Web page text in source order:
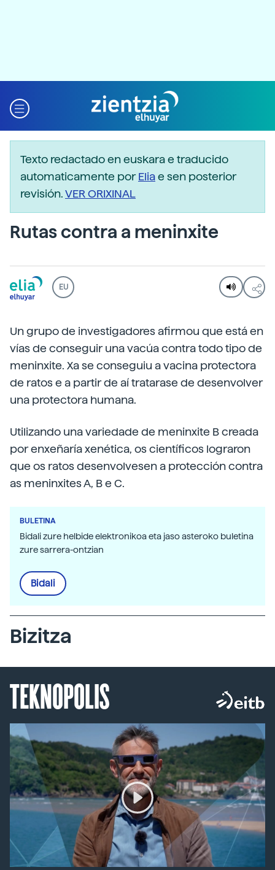
Texto redactado en euskara e traducido
automaticamente porEliae sen posterior
revisión.VER ORIXINAL
Rutas contra a meninxite
EU
Un grupo de investigadores afirmou que está en
vías de conseguir una vacúa contra todo tipo de
meninxite. Xa se conseguiu a vacina protectora
de ratos e a partir de aí tratarase de desenvolver
una protectora humana.
Utilizando una variedade de meninxite B creada
por enxeñaría xenética, os científicos lograron
que os ratos desenvolvesen a protección contra
as meninxites A, B e C.
BULETINA
Bidali zure helbide elektronikoa eta jaso asteroko buletina
zure sarrera-ontzian
Bidali
Bizitza
TEKNOPOLIS